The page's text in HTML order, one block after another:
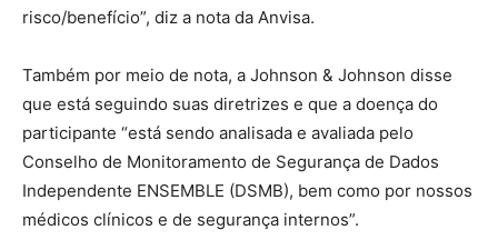
risco/benefício”, diz a nota da Anvisa.
Também por meio de nota, a Johnson & Johnson disse
que está seguindo suas diretrizes e que a doença do
participante “está sendo analisada e avaliada pelo
Conselho de Monitoramento de Segurança de Dados
Independente ENSEMBLE (DSMB), bem como por nossos
médicos clínicos e de segurança internos”.